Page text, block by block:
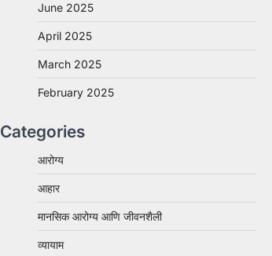
June 2025
April 2025
March 2025
February 2025
Categories
आरोग्य
आहार
मानसिक आरोग्य आणि जीवनशैली
व्यायाम